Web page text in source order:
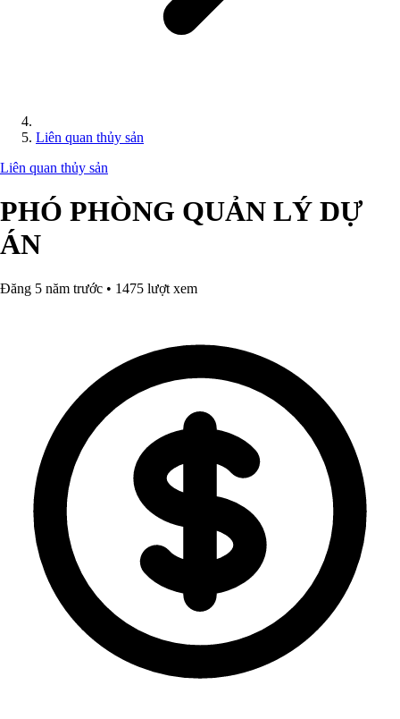
Liên quan thủy sản
Liên quan thủy sản
PHÓ PHÒNG QUẢN LÝ DỰ
ÁN
Đăng 5 năm trước • 1475 lượt xem